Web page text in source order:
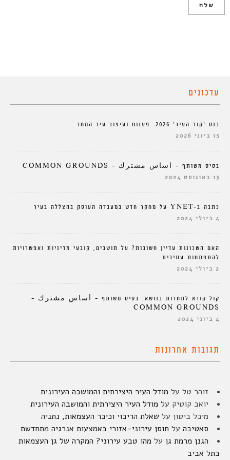
עדכונים
כנס ‘קוד העיר’ 2026: פענוח ועיצוב עיר המחר
15 ביוני 2026
בסיס משותף – أساس مشترك – COMMON GROUNDS
13 באוגוסט 2024
כתבה ב-YNET על מחקר חדש במעבדה העוסק בהצללה בעיר
4 ביולי 2024
האם השכונות עדיין חשובות? על תושבים, קובעי מדיניות ואפשרויות
להתפתחות עתידית
2 ביולי 2024
קול קורא לתחרות בנושא: בסיס משותף – أساس مشترك –
COMMON GROUNDS
4 ביוני 2024
תגובות אחרונות
זוהר טל על מודל העיר היצירתית והמושבה העירונית
יואב קוטיק על מודל העיר היצירתית והמושבה העירונית
מיכל ביטון על שאלת הריבוי וכיכר העצמאות, נתניה
סאטיבה על חוסן עירוני-אזורי באמצעות אנרגיה מתחדשת
הגנן מרמת גן על מהו טבע עירוני? המקרה של גן העצמאות
בתל אביב